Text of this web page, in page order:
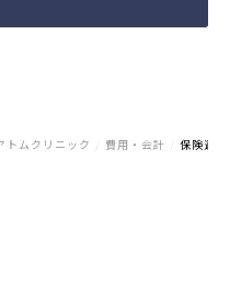
トムクリニック 費用・会計 保険適